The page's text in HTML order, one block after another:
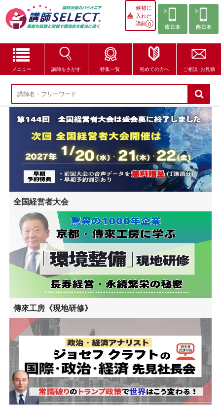
候補に
入れた
講師0
メニュー 講師をさがす 特集一覧 初めての方へ ご相談･お見積
講師をさがす
特集一覧
講師セレクトが選ばれる理由
ブログ・コラム
はじめての方へ
ご相談・お見積
全国経営者大会
傳來工房《現地研修》